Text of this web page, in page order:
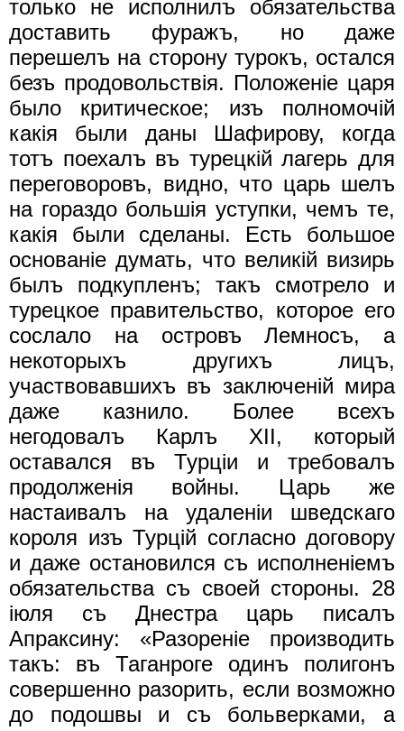
только не исполнилъ обязательства
доставить фуражъ, но даже
перешелъ на сторону турокъ, остался
безъ продовольствiя. Положенiе царя
было критическое; изъ полномочiй
какiя были даны Шафирову, когда
тотъ поехалъ въ турецкiй лагерь для
переговоровъ, видно, что царь шелъ
на гораздо большiя уступки, чемъ те,
какiя были сделаны. Есть большое
основанiе думать, что великiй визирь
былъ подкупленъ; такъ смотрело и
турецкое правительство, которое его
сослало на островъ Лемносъ, а
некоторыхъ другихъ лицъ,
участвовавшихъ въ заключенiй мира
даже казнило. Более всехъ
негодовалъ Карлъ XII, который
оставался въ Турцiи и требовалъ
продолженiя войны. Царь же
настаивалъ на удаленiи шведскаго
короля изъ Турцiй согласно договору
и даже остановился съ исполненiемъ
обязательства съ своей стороны. 28
iюля съ Днестра царь писалъ
Апраксину: «Разоренiе производить
такъ: въ Таганроге одинъ полигонъ
совершенно разорить, если возможно
до подошвы и съ больверками, а